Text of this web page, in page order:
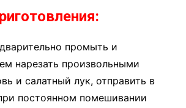
промыть и
нарезать произвольными
и салатный лук, отправить в
постоянном помешивании